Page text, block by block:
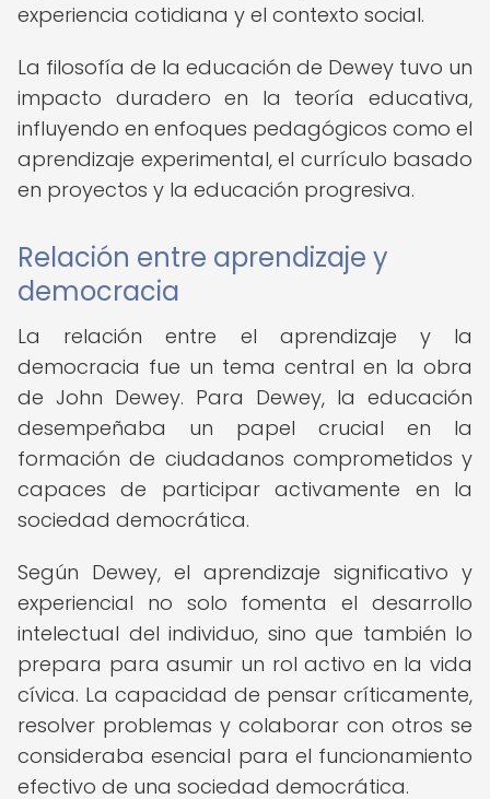
experiencia cotidiana y el contexto social.
La filosofía de la educación de Dewey tuvo un
impacto duradero en la teoría educativa,
influyendo en enfoques pedagógicos como el
aprendizaje experimental, el currículo basado
en proyectos y la educación progresiva.
Relación entre aprendizaje y
democracia
La relación entre el aprendizaje y la
democracia fue un tema central en la obra
de John Dewey. Para Dewey, la educación
desempeñaba un papel crucial en la
formación de ciudadanos comprometidos y
capaces de participar activamente en la
sociedad democrática.
Según Dewey, el aprendizaje significativo y
experiencial no solo fomenta el desarrollo
intelectual del individuo, sino que también lo
prepara para asumir un rol activo en la vida
cívica. La capacidad de pensar críticamente,
resolver problemas y colaborar con otros se
consideraba esencial para el funcionamiento
efectivo de una sociedad democrática.